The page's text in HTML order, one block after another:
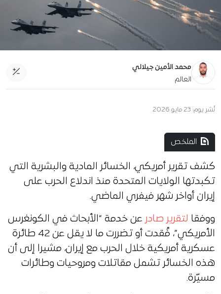
محمد الأمين جيلالي
العالم
نُشر يوم: 23 مايو 2026
الملخص
كشف تقرير أمريكي، الخسائر المادية والبشرية التي
تكبدتها الولايات المتحدة منذ اندلاع الحرب على
إيران أواخر شهر فيفري الماضي.
ووفقا لتقرير صادر عن خدمة “الأبحاث في الكونغرس
الأمريكي”، فُقدت أو تضررت ما لا يقل عن 42 طائرة
عسكرية أمريكية خلال الحرب مع إيران، مشيرا إلى أن
هذه الخسائر تشمل مقاتلات ومروحيات وطائرات
مسيّرة.